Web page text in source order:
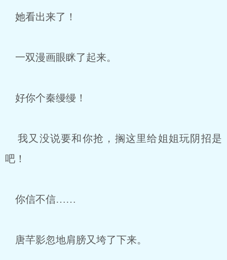
她看出来了！
一双漫画眼眯了起来。
好你个秦缦缦！
我又没说要和你抢，搁这里给姐姐玩阴招是
吧！
你信不信……
唐芊影忽地肩膀又垮了下来。